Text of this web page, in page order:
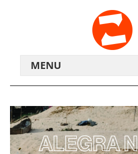
MENU
ARCHIV
WIR ÜBER UNS
ANREISE